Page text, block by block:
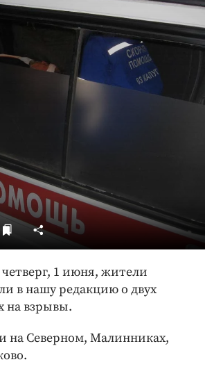
и ЖКХ
и бизнес
чтиво
года
четверг, 1 июня, жители
в нашу редакцию о двух
на взрывы.
на Северном, Малинниках,